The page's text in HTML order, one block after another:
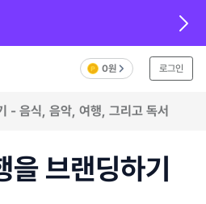
0원 로그인
- 음식, 음악, 여행, 그리고 독서
브랜딩하기